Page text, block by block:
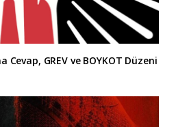
Cevap, GREV ve BOYKOT Düzeni